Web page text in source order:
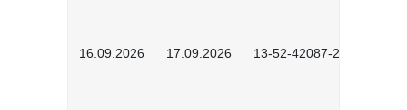
16.09.2026 17.09.2026 13-52-42087-2601